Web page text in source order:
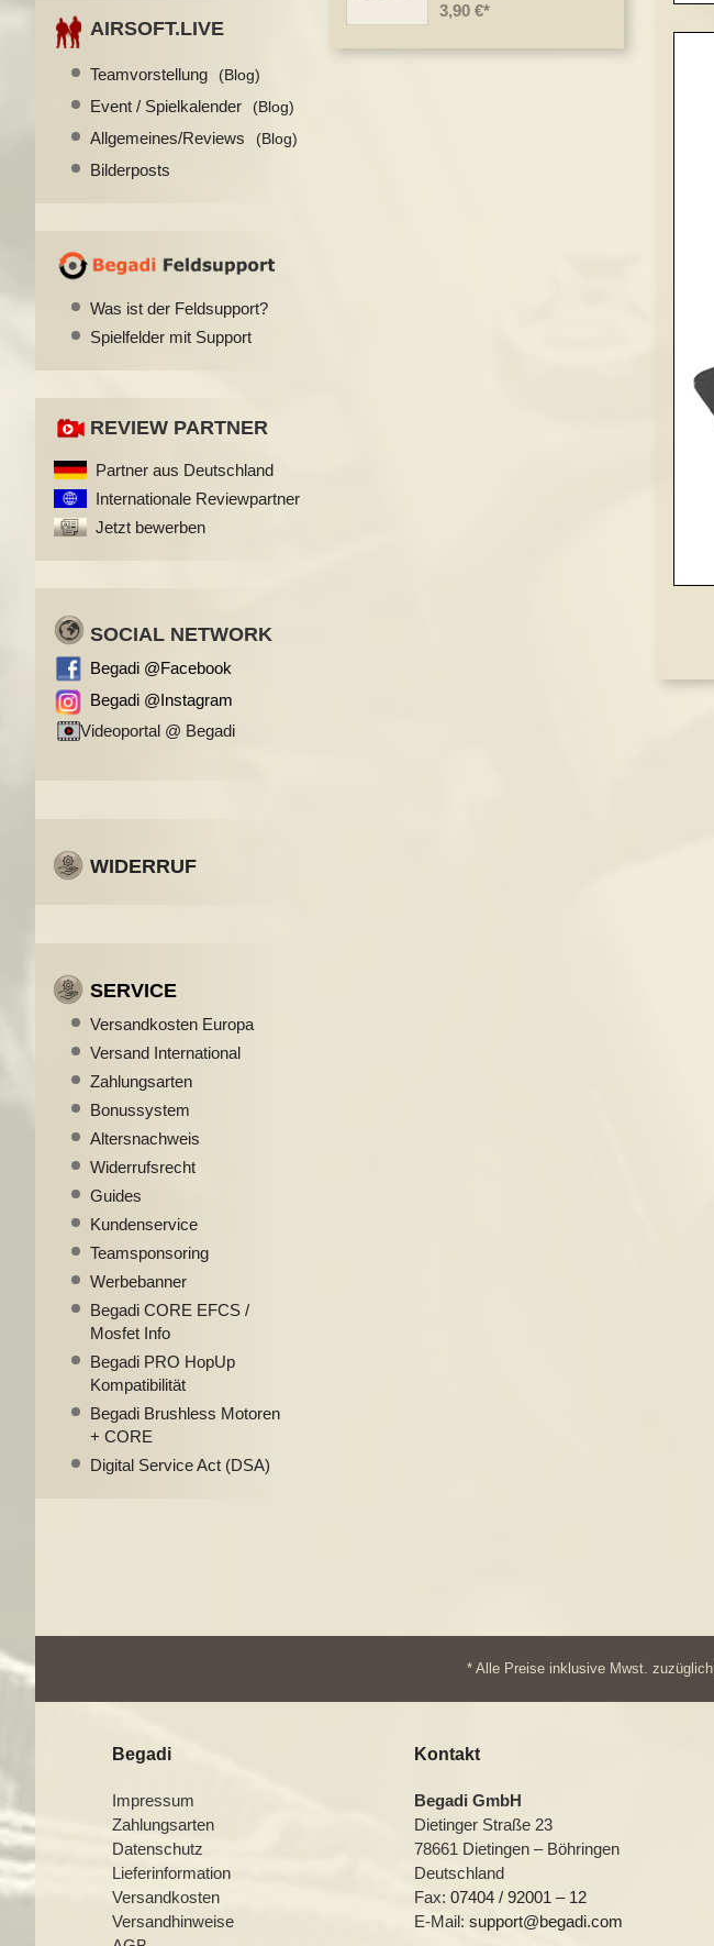
3,90 €
AIRSOFT.LIVE
Teamvorstellung (Blog)
Event / Spielkalender (Blog)
Allgemeines/Reviews (Blog)
Bilderposts
Was ist der Feldsupport?
Spielfelder mit Support
REVIEW PARTNER
Partner aus Deutschland
Internationale Reviewpartner
Jetzt bewerben
SOCIAL NETWORK
Begadi @Facebook
Begadi @Instagram
Videoportal @ Begadi
WIDERRUF
SERVICE
Versandkosten Europa
Versand International
Zahlungsarten
Bonussystem
Altersnachweis
Widerrufsrecht
Guides
Kundenservice
Teamsponsoring
Werbebanner
Begadi CORE EFCS /
Mosfet Info
Begadi PRO HopUp
Kompatibilität
Begadi Brushless Motoren
+ CORE
Digital Service Act (DSA)
* Alle Preise inklusive Mwst. zuzüglich
Begadi
Impressum
Zahlungsarten
Datenschutz
Lieferinformation
Versandkosten
Versandhinweise
Kontakt
Begadi GmbH
Dietinger Straße 23
78661 Dietingen – Böhringen
Deutschland
Fax:07404 / 92001 – 12
E-Mail:support@begadi.com